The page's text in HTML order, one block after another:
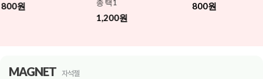
종 택1
800원 500원
MAGNET 자석젤